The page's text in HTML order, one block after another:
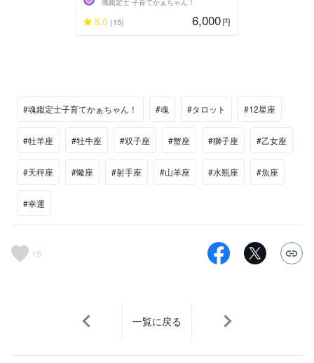
魂鑑定士 子育てかぁちゃん！
5.0 (15) 6,000円
#魂鑑定士子育てかぁちゃん！ #魂 #タロット #12星座
#牡羊座 #牡牛座 #双子座 #蟹座 #獅子座 #乙女座
#天秤座 #蠍座 #射手座 #山羊座 #水瓶座 #魚座
#幸運
15
一覧に戻る